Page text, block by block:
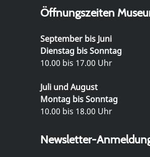
Öffnungszeiten
September bis Juni
Dienstag bis Sonntag
10.00 bis 17.00 Uhr
Juli und August
Montag bis Sonntag
10.00 bis 18.00 Uhr
Newsletter-